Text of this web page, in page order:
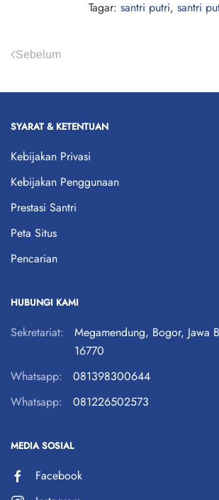
Tagar: santri putri, santri
Sebelum
SYARAT & KETENTUAN
Kebijakan Privasi
Kebijakan Penggunaan
Prestasi Santri
Peta Situs
Pencarian
HUBUNGI KAMI
Sekretariat:
Megamendung, Bogor, Jawa
16770
Whatsapp:
081398300644
Whatsapp:
081226502573
MEDIA SOSIAL
Facebook